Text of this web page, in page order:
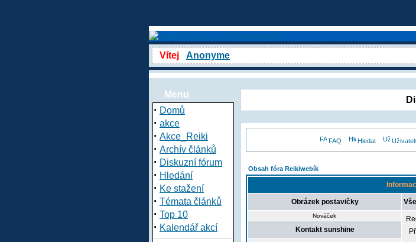
Vítej Anonyme
Menu
· Domů
· akce
· Akce_Reiki
· Archív článků
· Diskuzní fórum
· Hledání
· Ke stažení
· Témata článků
· Top 10
· Kalendář akcí
FAQ Hledat
Obsah fóra Reikiwebík
Obrázek postavičky
Nováček
Kontakt sunshine